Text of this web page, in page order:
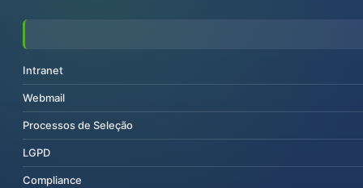
Intranet
Webmail
Processos de Seleção
LGPD
Compliance